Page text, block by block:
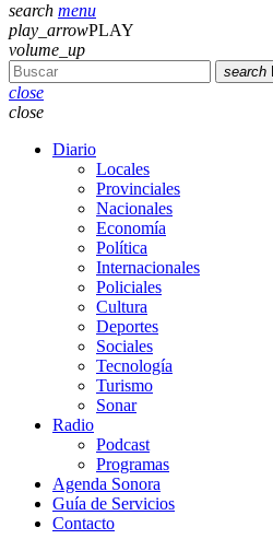
search menu
play_arrowPLAY
volume_up
search
close
close
Diario
Locales
Provinciales
Nacionales
Economía
Política
Internacionales
Policiales
Cultura
Deportes
Sociales
Tecnología
Turismo
Sonar
Radio
Podcast
Programas
Agenda Sonora
Guía de Servicios
Contacto